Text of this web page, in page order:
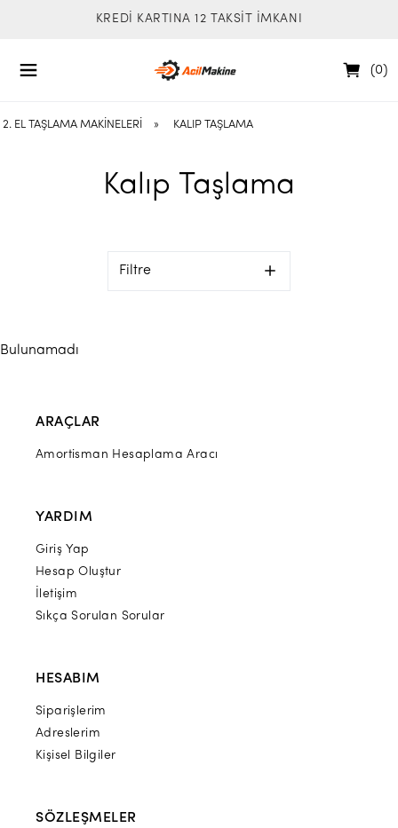
KREDİ KARTINA 12 TAKSİT İMKANI
(0)
2. EL TAŞLAMA MAKINELERI » KALIP TAŞLAMA
Kalıp Taşlama
Filtre
Bulunamadı
ARAÇLAR
Amortisman Hesaplama Aracı
YARDIM
Giriş Yap
Hesap Oluştur
İletişim
Sıkça Sorulan Sorular
HESABIM
Siparişlerim
Adreslerim
Kişisel Bilgiler
SÖZLEŞMELER